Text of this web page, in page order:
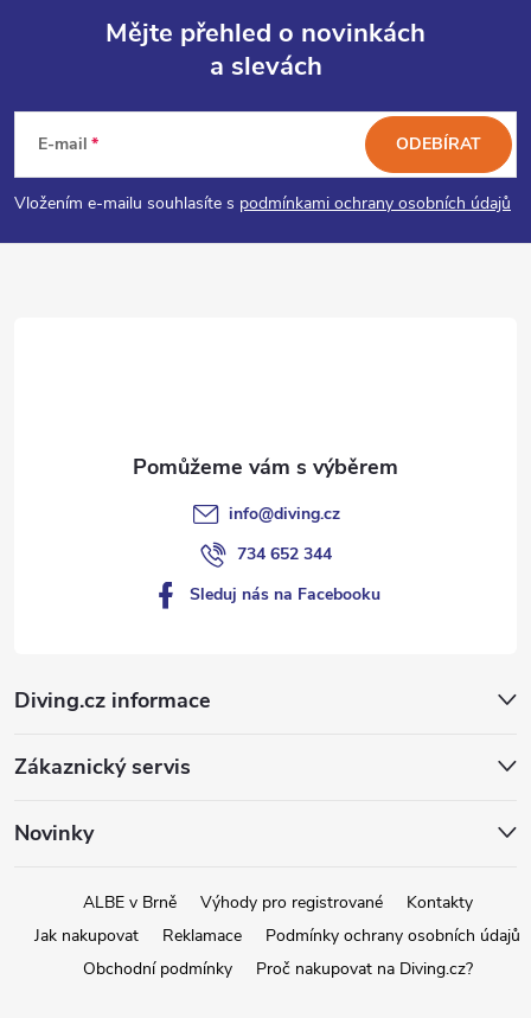
p
a
Mějte přehled o novinkách
a slevách
E-mail
Vložením e-mailu souhlasíte s podmínkami ochrany osobních údajů
ODEBÍRAT
Diving.cz informace
Zákaznický servis
Novinky
info@diving.cz
734 652 344
Sleduj nás na Facebooku
ALBE v Brně Výhody pro registrované
Kontakty
Jak nakupovat
Reklamace
Podmínky ochrany osobních údajů
Obchodní podmínky
Proč nakupovat na Diving.cz?